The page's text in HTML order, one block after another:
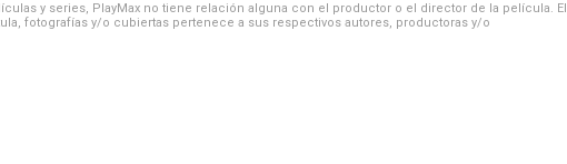
y series, PlayMax no tiene relación alguna con el productor o el director de la película. El
fotografías y/o cubiertas pertenece a sus respectivos autores, productoras y/o